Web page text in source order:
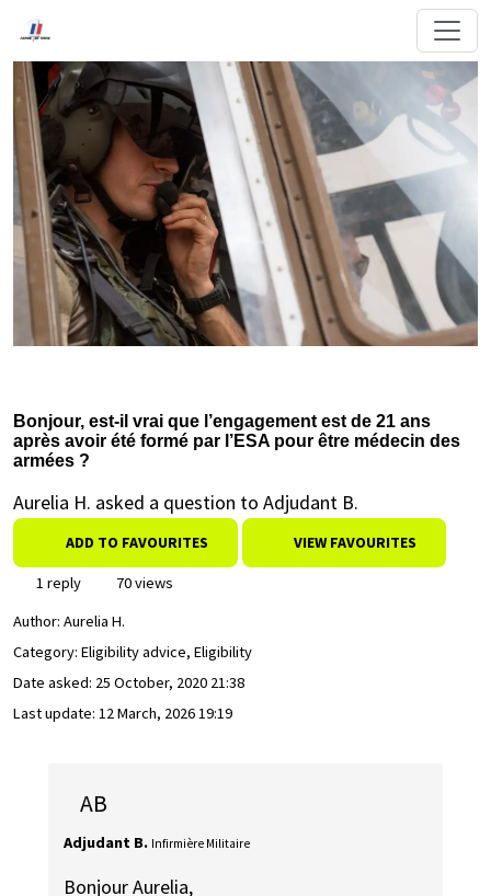
Bonjour, est-il vrai que l’engagement est de 21 ans
après avoir été formé par l’ESA pour être médecin des
armées ?
Aurelia H. asked a question to Adjudant B.
ADD TO FAVOURITES VIEW FAVOURITES
1 reply
70 views
Author: Aurelia H.
Category: Eligibility advice, Eligibility
Date asked: 25 October, 2020 21:38
Last update: 12 March, 2026 19:19
AB
Adjudant B. Infirmière Militaire
Bonjour Aurelia,